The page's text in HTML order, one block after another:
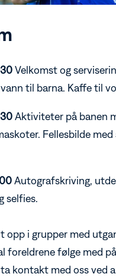
Velkomst og
til barna. Kaffe til
Aktiviteter på banen
Fellesbilde med
Autografskriving,
selfies.
opp i grupper med
foreldrene følge med
kontakt med oss ved